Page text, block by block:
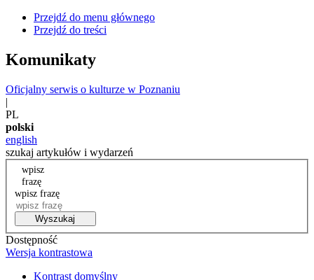
Przejdź do menu głównego
Przejdź do treści
Komunikaty
Oficjalny serwis o kulturze w Poznaniu
|
PL
polski
english
szukaj artykułów i wydarzeń
wpisz
frazę
wpisz frazę
Wyszukaj
Dostępność
Wersja kontrastowa
Kontrast domyślny